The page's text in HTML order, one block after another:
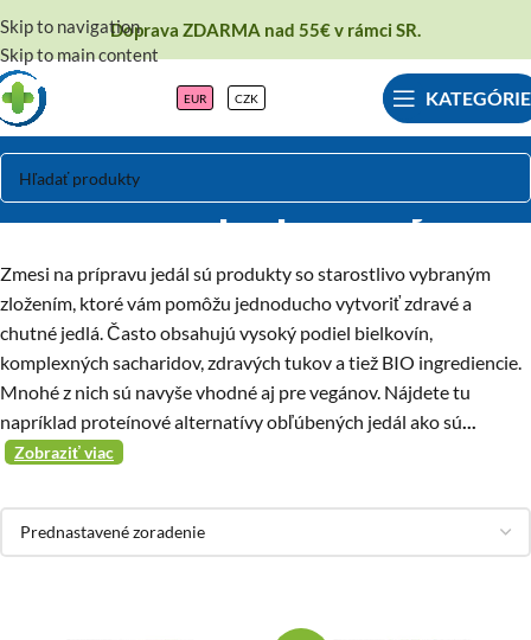
Skip to navigation
Skip to main content
Doprava ZDARMA nad 55€ v rámci SR.
EUR CZK KATEGÓRIE
Zmesi na prípravu jedál
Zmesi na prípravu jedál sú produkty so starostlivo vybraným
zložením, ktoré vám pomôžu jednoducho vytvoriť zdravé a
chutné jedlá. Často obsahujú vysoký podiel bielkovín,
komplexných sacharidov, zdravých tukov a tiež BIO ingrediencie.
Mnohé z nich sú navyše vhodné aj pre vegánov. Nájdete tu
napríklad proteínové alternatívy obľúbených jedál ako sú...
Zobraziť viac